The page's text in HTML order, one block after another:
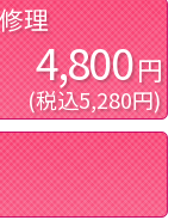
修理
4,800円
(税込5,280円)